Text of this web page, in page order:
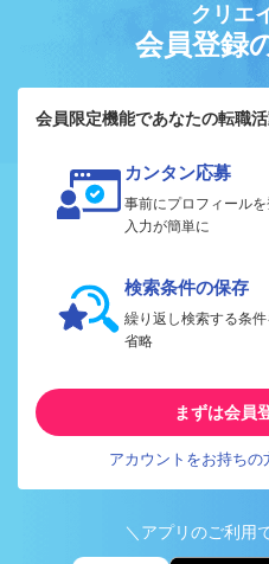
クリエ
会員登録
会員限定機能であなたの転職
カンタン応募
事前にプロフィール
入力が簡単に
検索条件の保存
繰り返し検索する条
省略
まずは会員
アカウントをお持ちの
＼アプリのご利用